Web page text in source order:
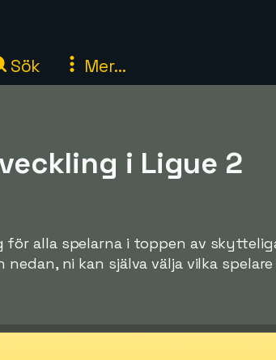
Sök Mer...
i Ligue 2
alla spelarna i toppen av
ni kan själva välja vilka